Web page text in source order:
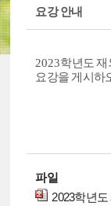
요강 안내
2023학년도 재
요강을 게시하
파일
2023학년